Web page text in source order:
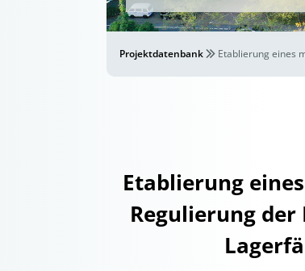
Projektdatenbank Etablierung eines
Etablierung
Regulierung